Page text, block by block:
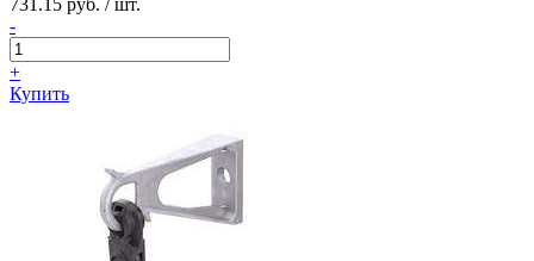
-
+
Купить